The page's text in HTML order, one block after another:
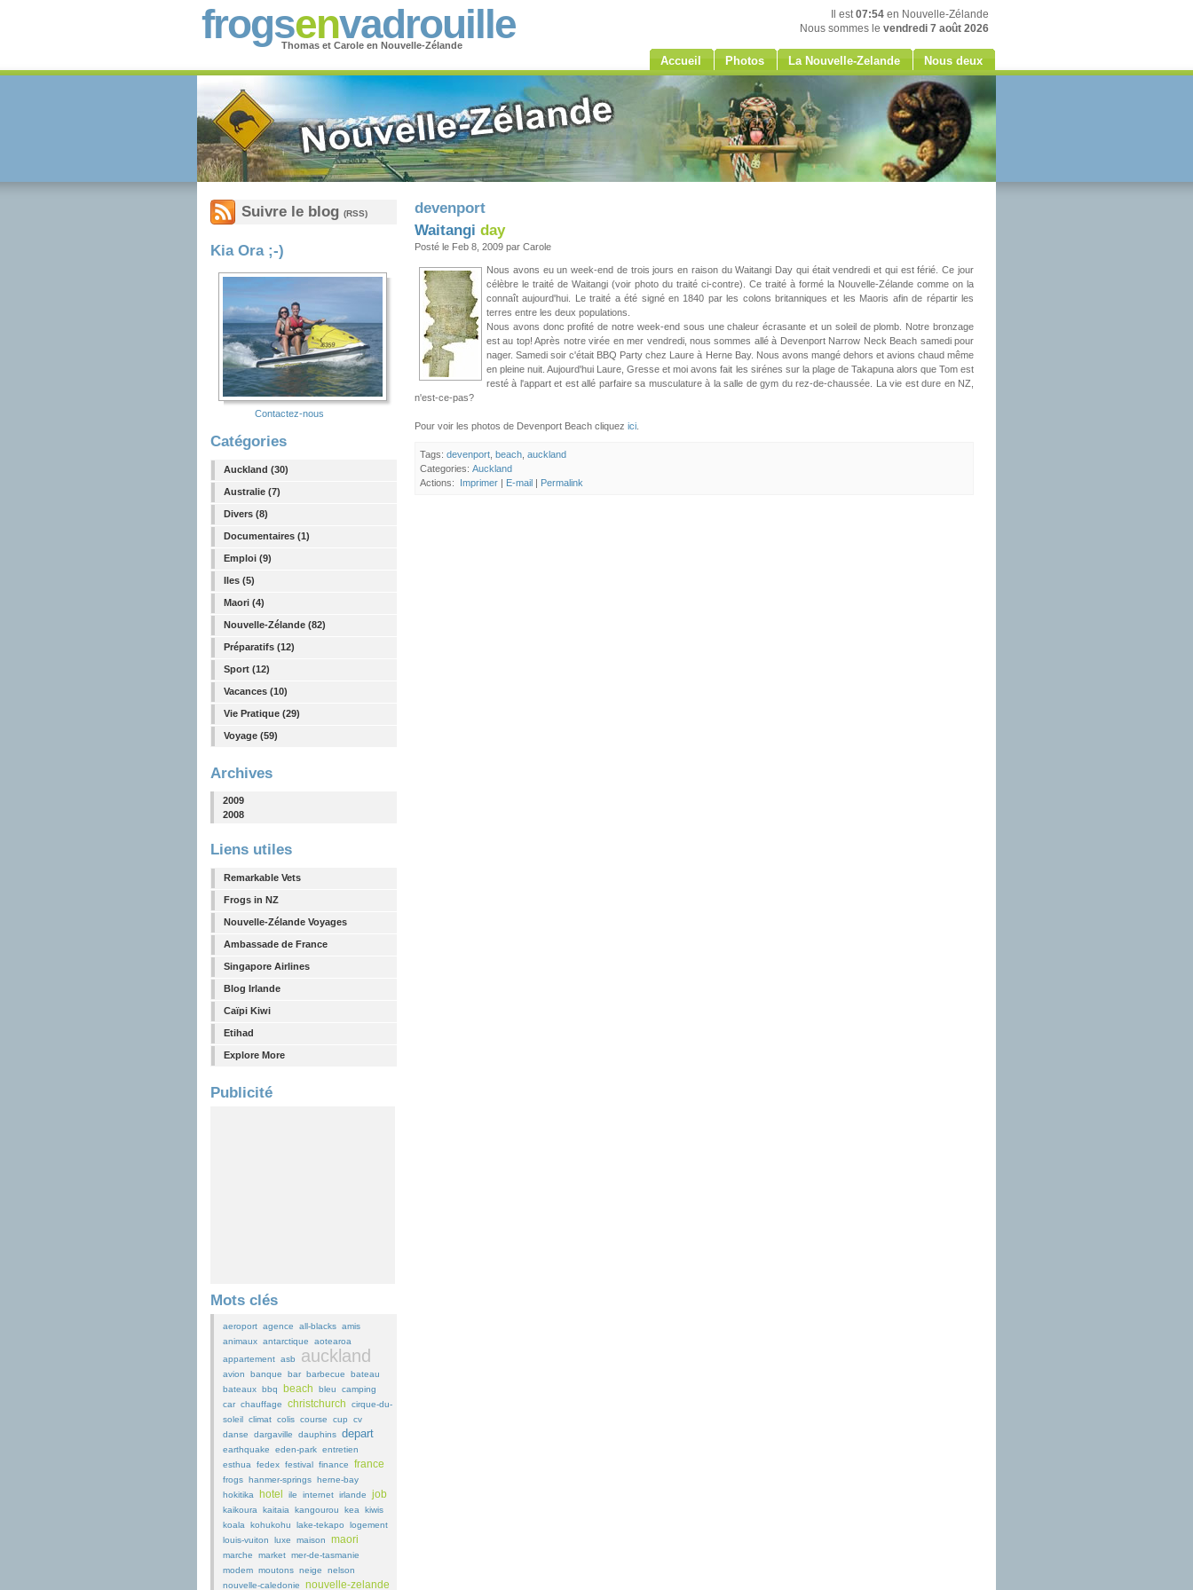
frogsenvadrouille
Thomas et Carole en Nouvelle-Zélande
Il est07:54 en Nouvelle-Zélande
Nous sommes le vendredi 7 août 2026
Accueil Photos La Nouvelle-Zelande Nous deux
Suivre le blog (RSS)
Kia Ora ;-)
Contactez-nous
Catégories
Auckland (30)
Australie (7)
Divers (8)
Documentaires (1)
Emploi (9)
Iles (5)
Maori (4)
Nouvelle-Zélande (82)
Préparatifs (12)
Sport (12)
Vacances (10)
Vie Pratique (29)
Voyage (59)
Archives
2009
2008
Liens utiles
Remarkable Vets
Frogs in NZ
Nouvelle-Zélande Voyages
Ambassade de France
Singapore Airlines
Blog Irlande
Caïpi Kiwi
Etihad
Explore More
Publicité
Mots clés
aeroport agence all-blacks amis
animaux antarctique
aotearoa
appartement asb auckland
avion banque bar barbecue
bateau
bateaux bbq beach bleu
camping
car chauffage christchurch
cirque-du-
soleil climat colis course cup
cv
danse
dargaville dauphins depart
earthquake eden-park entretien
esthua
fedex festival finance france
frogs hanmer-springs herne-bay
hokitika
hotel ile internet irlande job
kaikoura kaitaia kangourou kea
kiwis
koala
kohukohu lake-tekapo
logement
louis-vuiton
luxe maison maori
marche market mer-de-tasmanie
modem moutons neige
nelson
nouvelle-caledonie
nouvelle-zelande
devenport
Waitangi day
Posté le Feb 8, 2009 par Carole
Nous avons eu un week-end de trois jours en raison du Waitangi Day qui était vendredi et qui est férié. Ce jour
célèbre le traité de Waitangi (voir photo du traité ci-contre). Ce traité à formé la Nouvelle-Zélande comme on la
connaît aujourd'hui. Le traité a été signé en 1840 par les colons britanniques et les Maoris afin de répartir les
terres entre les deux populations.
Nous avons donc profité de notre week-end sous une chaleur écrasante et un soleil de plomb. Notre bronzage
est au top! Après notre virée en mer vendredi, nous sommes allé à Devenport Narrow Neck Beach samedi pour
nager. Samedi soir c'était BBQ Party chez Laure à Herne Bay. Nous avons mangé dehors et avions chaud même
en pleine nuit. Aujourd'hui Laure, Gresse et moi avons fait les sirénes sur la plage de Takapuna alors que Tom est
resté à l'appart et est allé parfaire sa musculature à la salle de gym du rez-de-chaussée. La vie est dure en NZ,
n'est-ce-pas?
Pour voir les photos de Devenport Beach cliquez ici
Tags: devenport beach auckland
Categories: Auckland
Actions: Imprimer | E-mail | Permalink